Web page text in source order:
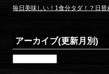
毎日美味しい！1食分タダ！？日替
アーカイブ(更新月別)